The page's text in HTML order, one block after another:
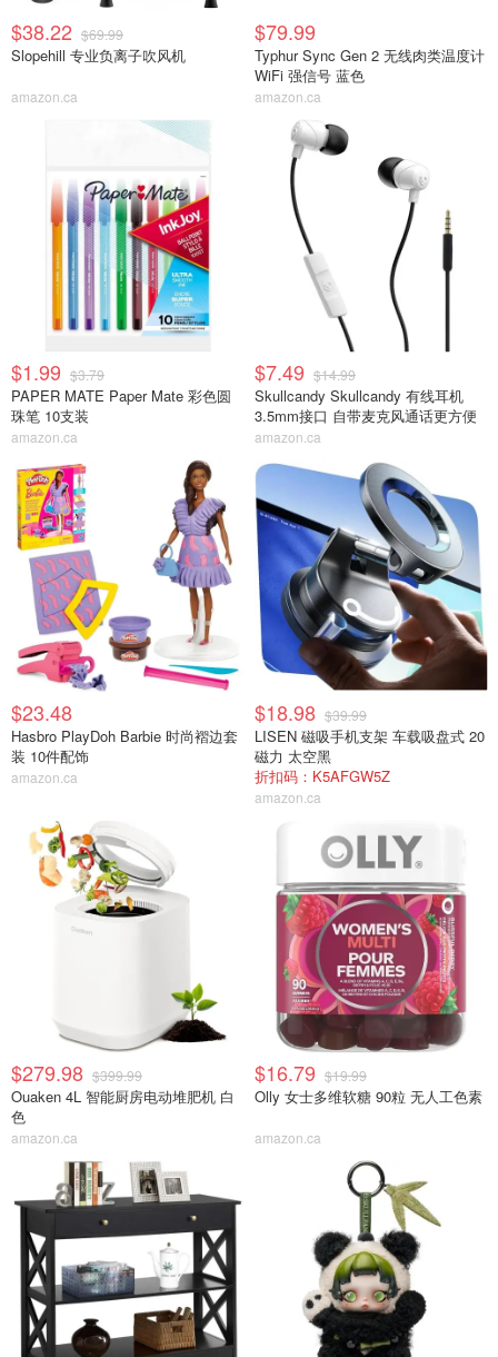
$38.22 $69.99
Slopehill 专业负离子吹风机
amazon.ca
$79.99
Typhur Sync Gen 2 无线肉类温度计
WiFi 强信号 蓝色
amazon.ca
$1.99 $3.79
PAPER MATE Paper Mate 彩色圆
珠笔 10支装
amazon.ca
$7.49 $14.99
Skullcandy Skullcandy 有线耳机
3.5mm接口 自带麦克风通话更方便
amazon.ca
$23.48
Hasbro PlayDoh Barbie 时尚褶边套
装 10件配饰
amazon.ca
$18.98 $39.99
LISEN 磁吸手机支架 车载吸盘式 20
磁力 太空黑
折扣码：K5AFGW5Z
amazon.ca
$279.98 $399.99
Ouaken 4L 智能厨房电动堆肥机 白
色
amazon.ca
$16.79 $19.99
Olly 女士多维软糖 90粒 无人工色素
amazon.ca